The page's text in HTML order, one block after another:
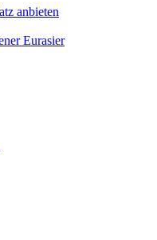
anbieten
Eurasier